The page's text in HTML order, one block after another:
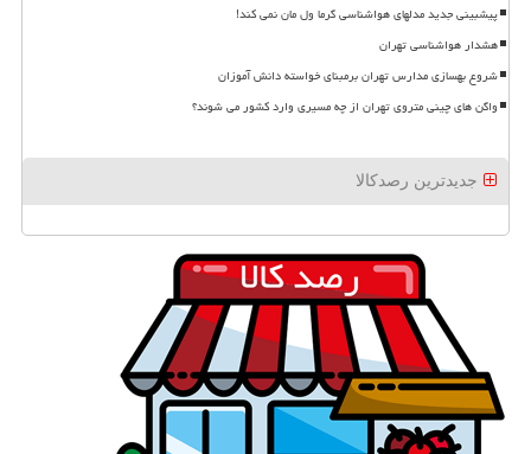
پیشبینی جدید مدلهای هواشناسی گرما ول مان نمی کند!
هشدار هواشناسی تهران
شروع بهسازی مدارس تهران برمبنای خواسته دانش آموزان
واگن های چینی متروی تهران از چه مسیری وارد کشور می شوند؟
جدیدترین رصدکالا